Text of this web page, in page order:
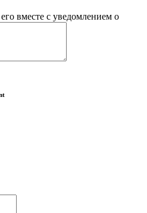
вместе с уведомлением о